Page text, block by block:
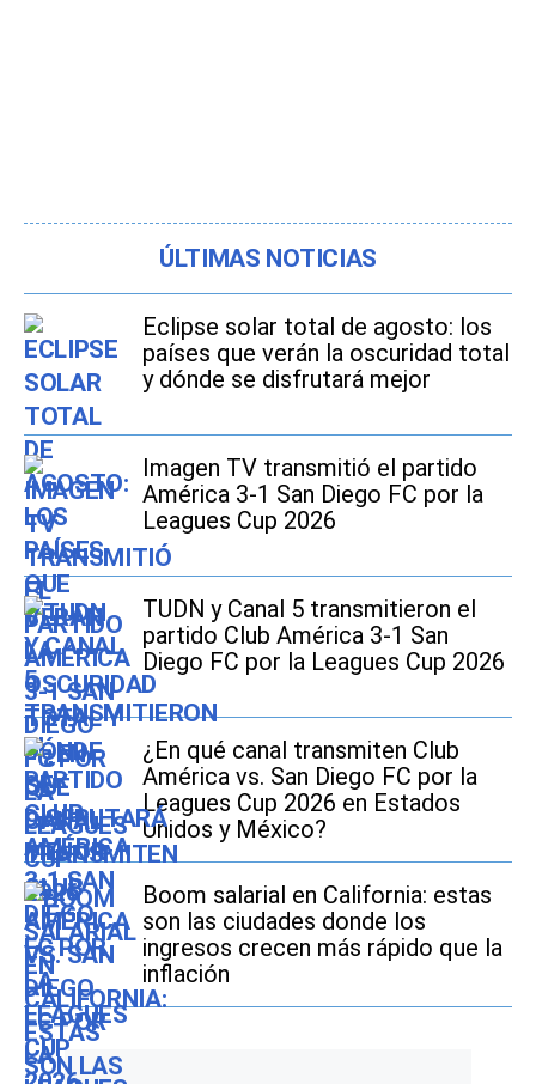
ÚLTIMAS NOTICIAS
Eclipse solar total de agosto: los
países que verán la oscuridad total
y dónde se disfrutará mejor
Imagen TV transmitió el partido
América 3-1 San Diego FC por la
Leagues Cup 2026
TUDN y Canal 5 transmitieron el
partido Club América 3-1 San
Diego FC por la Leagues Cup 2026
¿En qué canal transmiten Club
América vs. San Diego FC por la
Leagues Cup 2026 en Estados
Unidos y México?
Boom salarial en California: estas
son las ciudades donde los
ingresos crecen más rápido que la
inflación